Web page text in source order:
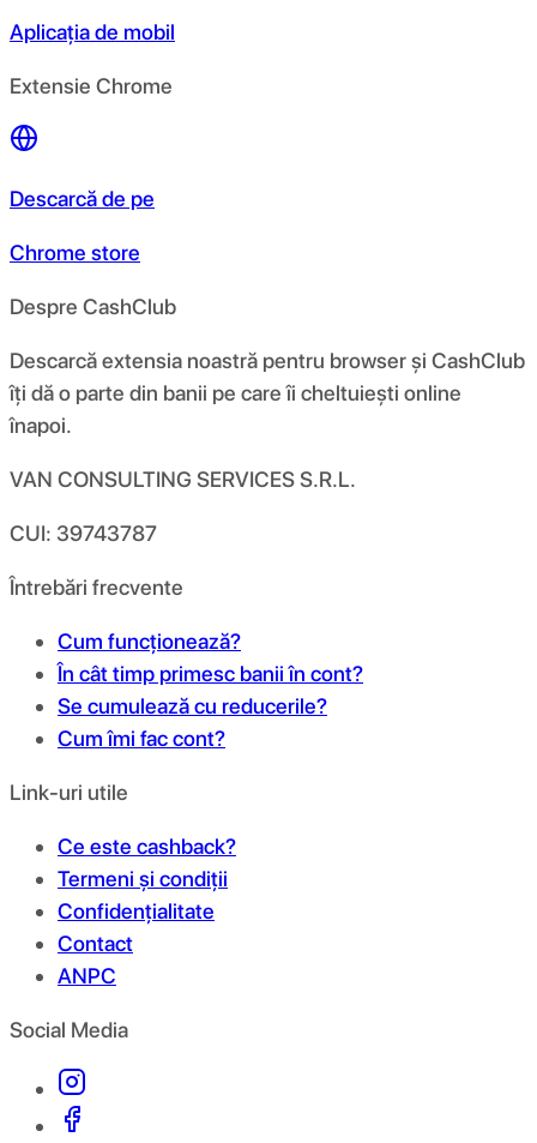
Aplicația de mobil
Extensie Chrome
Descarcă de pe
Chrome store
Despre CashClub
Descarcă extensia noastră pentru browser și CashClub
îți dă o parte din banii pe care îi cheltuiești online
înapoi.
VAN CONSULTING SERVICES S.R.L.
CUI: 39743787
Întrebări frecvente
Cum funcționează?
În cât timp primesc banii în cont?
Se cumulează cu reducerile?
Cum îmi fac cont?
Link-uri utile
Ce este cashback?
Termeni și condiții
Confidențialitate
Contact
ANPC
Social Media